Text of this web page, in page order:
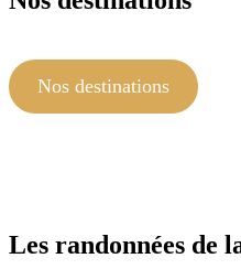
Nos destinations
Les randonnées de